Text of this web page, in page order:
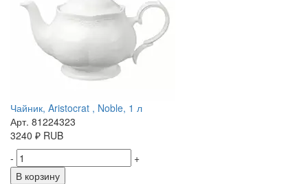
Чайник, Aristocrat , Noble, 1 л
Арт. 81224323
3240 ₽ RUB
-
+
В корзину